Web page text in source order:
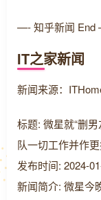
—- 知乎新闻
IT之家新闻
新闻来源：
标题: 微星就“删
队一切工作并作
发布时间: 2024-
新闻简介: 微星今